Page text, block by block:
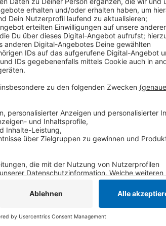
in den kommenden Wochen
Naturwissenschaften oder Technik
der Unternehmen an zukünftige
dann die Angebote erweitert
an der Befragung ist bis zum 27. Mai